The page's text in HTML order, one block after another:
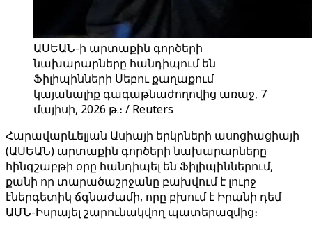
ԱՍԵԱՆ-ի արտաքին գործերի
նախարարները հանդիպում են
Ֆիլիպինների Սեբու քաղաքում
կայանալիք գագաթնաժողովից առաջ, 7
մայիսի, 2026 թ.։ / Reuters
Հարավարևելյան Ասիայի երկրների ասոցիացիայի
(ԱՍԵԱՆ) արտաքին գործերի նախարարները
հինգշաբթի օրը հանդիպել են Ֆիլիպիններում,
քանի որ տարածաշրջանը բախվում է լուրջ
էներգետիկ ճգնաժամի, որը բխում է Իրանի դեմ
ԱՄՆ-Իսրայել շարունակվող պատերազմից։